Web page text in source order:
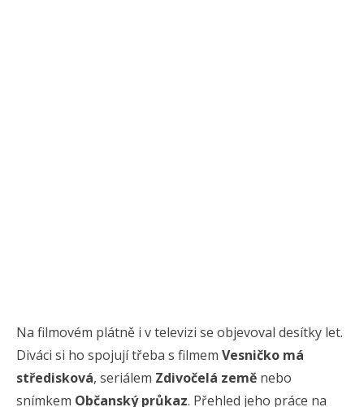
Na filmovém plátně i v televizi se objevoval desítky let.
Diváci si ho spojují třeba s filmem Vesničko má
středisková, seriálem Zdivočelá země nebo
snímkem Občanský průkaz. Přehled jeho práce na